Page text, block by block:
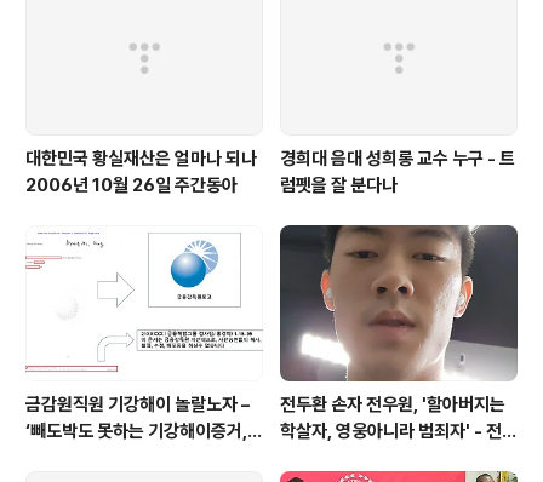
대한민국 황실재산은 얼마나 되나
2006년 10월 26일 주간동아
경희대 음대 성희롱 교수 누구 - 트
럼펫을 잘 분다나
금감원직원 기강해이 놀랄노자 –
‘빼도박도 못하는 기강해이증거,
전두환 손자 전우원, '할아버지는
학살자, 영웅아니라 범죄자' - 전재